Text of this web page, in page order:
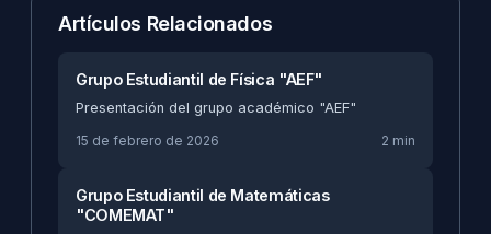
Artículos Relacionados
Grupo Estudiantil de Física "AEF"
Presentación del grupo académico "AEF"
15 de febrero de 2026
2 min
Grupo Estudiantil de Matemáticas
"COMEMAT"